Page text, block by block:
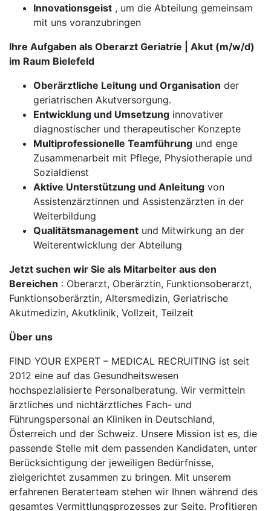
Innovationsgeist , um die Abteilung gemeinsam
mit uns voranzubringen
Ihre Aufgaben als Oberarzt Geriatrie | Akut (m/w/d)
im Raum Bielefeld
Oberärztliche Leitung und Organisation der
geriatrischen Akutversorgung.
Entwicklung und Umsetzung innovativer
diagnostischer und therapeutischer Konzepte
Multiprofessionelle Teamführung und enge
Zusammenarbeit mit Pflege, Physiotherapie und
Sozialdienst
Aktive Unterstützung und Anleitung von
Assistenzärztinnen und Assistenzärzten in der
Weiterbildung
Qualitätsmanagement und Mitwirkung an der
Weiterentwicklung der Abteilung
Jetzt suchen wir Sie als Mitarbeiter aus den
Bereichen : Oberarzt, Oberärztin, Funktionsoberarzt,
Funktionsoberärztin, Altersmedizin, Geriatrische
Akutmedizin, Akutklinik, Vollzeit, Teilzeit
Über uns
FIND YOUR EXPERT – MEDICAL RECRUITING ist seit
2012 eine auf das Gesundheitswesen
hochspezialisierte Personalberatung. Wir vermitteln
ärztliches und nichtärztliches Fach- und
Führungspersonal an Kliniken in Deutschland,
Österreich und der Schweiz. Unsere Mission ist es, die
passende Stelle mit dem passenden Kandidaten, unter
Berücksichtigung der jeweiligen Bedürfnisse,
zielgerichtet zusammen zu bringen. Mit unserem
erfahrenen Beraterteam stehen wir Ihnen während des
gesamtes Vermittlungsprozesses zur Seite. Profitieren